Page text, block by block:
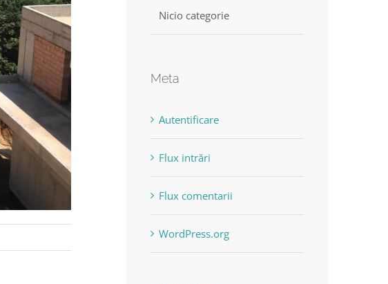
Nicio categorie
Meta
Autentificare
Flux intrări
Flux comentarii
WordPress.org